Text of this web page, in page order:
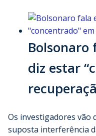
Bolsonaro
diz estar
Os investigadores vão
suposta interferência